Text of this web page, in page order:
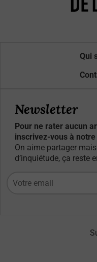
Qui
Newsletter
Pour ne rater aucun
inscrivez-vous à
On aime partager
d’inquiétude, ça reste